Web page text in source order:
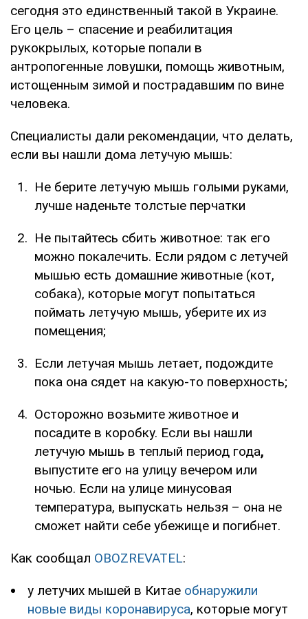
сегодня это единственный такой в Украине.
Его цель – спасение и реабилитация
рукокрылых, которые попали в
антропогенные ловушки, помощь животным,
истощенным зимой и пострадавшим по вине
человека.
Специалисты дали рекомендации, что делать,
если вы нашли дома летучую мышь:
Не берите летучую мышь голыми руками,
лучше наденьте толстые перчатки
Не пытайтесь сбить животное: так его
можно покалечить. Если рядом с летучей
мышью есть домашние животные (кот,
собака), которые могут попытаться
поймать летучую мышь, уберите их из
помещения;
Если летучая мышь летает, подождите
пока она сядет на какую-то поверхность;
Осторожно возьмите животное и
посадите в коробку. Если вы нашли
летучую мышь в теплый период года,
выпустите его на улицу вечером или
ночью. Если на улице минусовая
температура, выпускать нельзя – она не
сможет найти себе убежище и погибнет.
Как сообщал OBOZREVATEL:
у летучих мышей в Китае обнаружили
новые виды коронавируса, которые могут